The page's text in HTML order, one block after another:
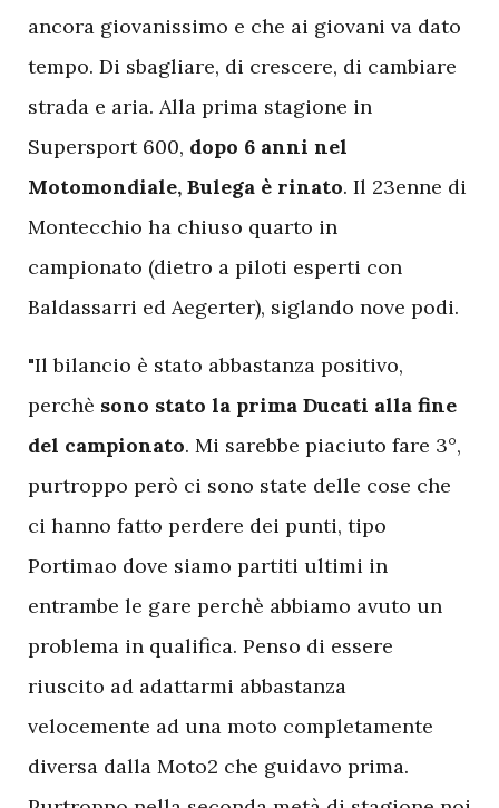
ancora giovanissimo e che ai giovani va dato
tempo. Di sbagliare, di crescere, di cambiare
strada e aria. Alla prima stagione in
Supersport 600, dopo 6 anni nel
Motomondiale, Bulega è rinato. Il 23enne di
Montecchio ha chiuso quarto in
campionato (dietro a piloti esperti con
Baldassarri ed Aegerter), siglando nove podi.
"Il bilancio è stato abbastanza positivo,
perchè sono stato la prima Ducati alla fine
del campionato. Mi sarebbe piaciuto fare 3°,
purtroppo però ci sono state delle cose che
ci hanno fatto perdere dei punti, tipo
Portimao dove siamo partiti ultimi in
entrambe le gare perchè abbiamo avuto un
problema in qualifica. Penso di essere
riuscito ad adattarmi abbastanza
velocemente ad una moto completamente
diversa dalla Moto2 che guidavo prima.